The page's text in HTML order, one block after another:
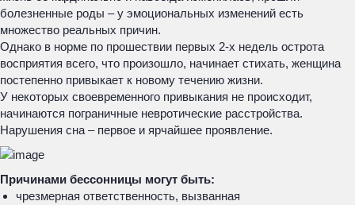
болезненные роды – у эмоциональных изменений есть
множество реальных причин.
Однако в норме по прошествии первых 2-х недель острота
восприятия всего, что произошло, начинает стихать, женщина
постепенно привыкает к новому течению жизни.
У некоторых своевременного привыкания не происходит,
начинаются пограничные невротические расстройства.
Нарушения сна – первое и ярчайшее проявление.
Причинами бессонницы могут быть:
чрезмерная ответственность, вызванная